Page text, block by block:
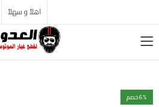
اهلاً و سهلاً
6% خصم